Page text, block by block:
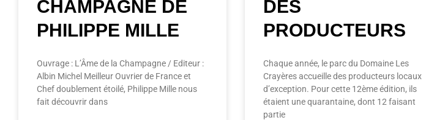
CHAMPAGNE DE
PHILIPPE MILLE
Ouvrage : L’Âme de la Champagne / Editeur :
Albin Michel Meilleur Ouvrier de France et
Chef doublement étoilé, Philippe Mille nous
fait découvrir dans
DES
PRODUCTEURS
Chaque année, le parc du Domaine Les
Crayères accueille des producteurs locaux
d’exception. Pour cette 12ème édition, ils
étaient une quarantaine, dont 12 faisant
partie